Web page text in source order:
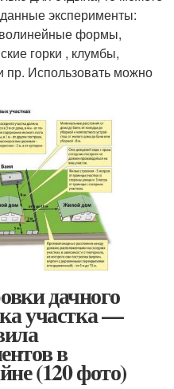
эксперименты:
формы,
горки , клумбы,
пр. Использовать можно
дачного
участка —
в
(120 фото)